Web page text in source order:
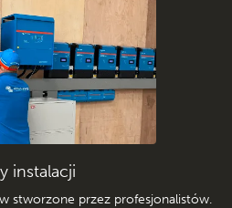
instalacji
stworzone przez profesjonalistów.